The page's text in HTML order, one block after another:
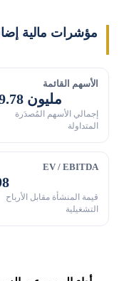
مؤشرات مالية
الأسهم القائمة
199.78 مليون
إجمالي الأسهم المُصدَرة
المتداولة
EV / EBITDA
قيمة المنشأة مقابل الأرباح
التشغيلية